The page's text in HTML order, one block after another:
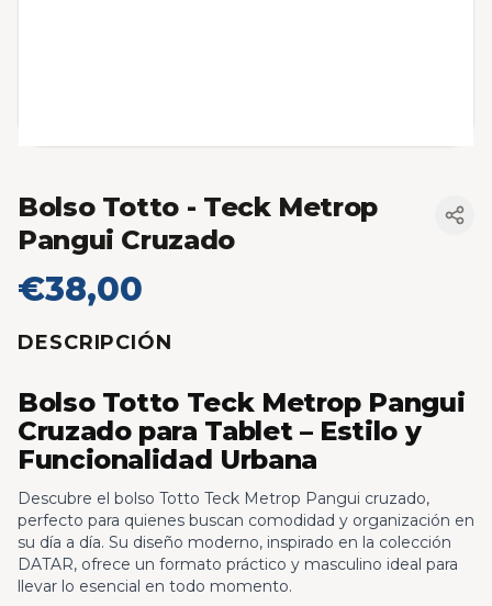
Bolso Totto - Teck Metrop
Pangui Cruzado
€38,00
DESCRIPCIÓN
Bolso Totto Teck Metrop Pangui
Cruzado para Tablet – Estilo y
Funcionalidad Urbana
Descubre el bolso Totto Teck Metrop Pangui cruzado,
perfecto para quienes buscan comodidad y organización en
su día a día. Su diseño moderno, inspirado en la colección
DATAR, ofrece un formato práctico y masculino ideal para
llevar lo esencial en todo momento.